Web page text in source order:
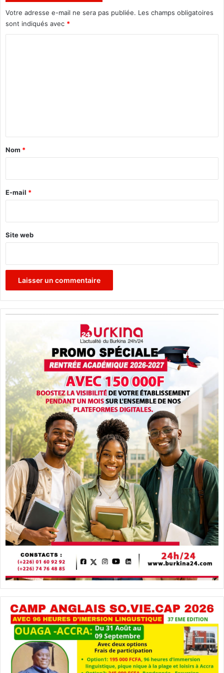
c
r
é
é
Votre adresse e-mail ne sera pas publiée. Les champs obligatoires
sont indiqués avec *
a
e
Nom *
E-mail *
Site web